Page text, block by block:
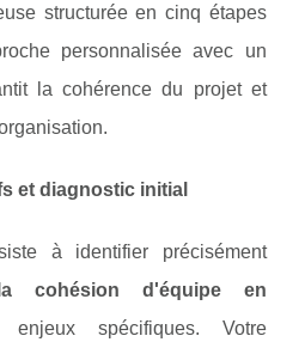
structurée en cinq étapes
personnalisée avec un
la cohérence du projet et
et diagnostic initial
à identifier précisément
cohésion d'équipe en
spécifiques. Votre